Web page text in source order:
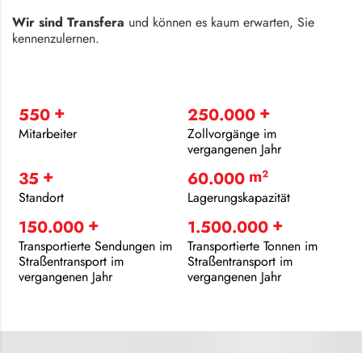
Wir sind Transfera und können es kaum erwarten, Sie
kennenzulernen.
550 +
Mitarbeiter
250.000 +
Zollvorgänge im
vergangenen Jahr
35 +
Standort
60.000 m²
Lagerungskapazität
150.000 +
Transportierte Sendungen im
Straßentransport im
vergangenen Jahr
1.500.000 +
Transportierte Tonnen im
Straßentransport im
vergangenen Jahr